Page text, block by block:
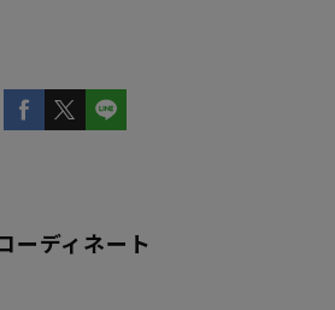
ーディネート